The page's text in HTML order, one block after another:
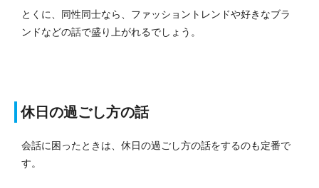
とくに、同性同士なら、ファッショントレンドや好きなブラ
ンドなどの話で盛り上がれるでしょう。
休日の過ごし方の話
会話に困ったときは、休日の過ごし方の話をするのも定番で
す。